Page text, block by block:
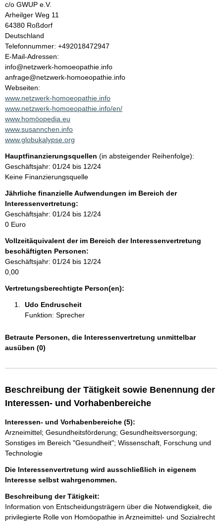
t
c/o GWUP e.V.
Arheilger Weg 11
64380 Roßdorf
Deutschland
K
o
n
t
a
k
t
i
n
f
r
m
a
t
i
o
n
n
:
Telefonnummer: +492018472947
E-Mail-Adressen:
info@netzwerk-homoeopathie.info
anfrage@netzwerk-homoeopathie.info
Webseiten:
www.netzwerk-homoeopathie.info
www.netzwerk-homoeopathie.info/en/
www.homöopedia.eu
www.susannchen.info
www.globukalypse.org
Hauptfinanzierungsquellen (in absteigender Reihenfolge):
Geschäftsjahr: 01/24 bis 12/24
Keine Finanzierungsquelle
Jährliche finanzielle Aufwendungen im Bereich der
Interessenvertretung:
Geschäftsjahr: 01/24 bis 12/24
0 Euro
Vollzeitäquivalent der im Bereich der Interessenvertretung
beschäftigten Personen:
Geschäftsjahr: 01/24 bis 12/24
0,00
Vertretungsberechtigte Person(en):
Udo Endruscheit
Funktion: Sprecher
Betraute Personen, die Interessenvertretung unmittelbar
ausüben (0)
Beschreibung der Tätigkeit sowie Benennung der
Interessen- und Vorhabenbereiche
Interessen- und Vorhabenbereiche (5):
Arzneimittel; Gesundheitsförderung; Gesundheitsversorgung;
Sonstiges im Bereich "Gesundheit"; Wissenschaft, Forschung und
Technologie
Die Interessenvertretung wird ausschließlich in eigenem
Interesse selbst wahrgenommen.
Beschreibung der Tätigkeit:
Information von Entscheidungsträgern über die Notwendigkeit, die
privilegierte Rolle von Homöopathie in Arzneimittel- und Sozialrecht